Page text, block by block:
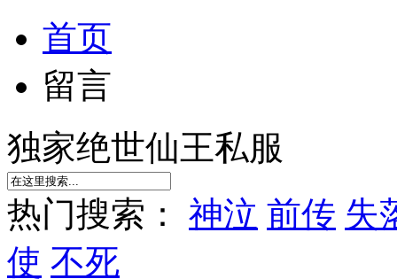
首页
留言
独家绝世仙王私服
热门搜索： 神泣 前传 失
使 不死